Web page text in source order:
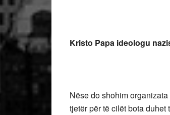
Kristo Papa ideologu
Nëse do shohim
tjetër për të cilët bota duhet